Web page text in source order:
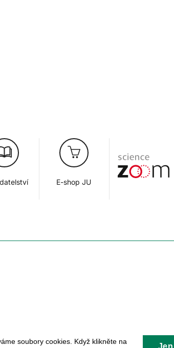
E-shop JU
soubory cookies. Když klikněte na